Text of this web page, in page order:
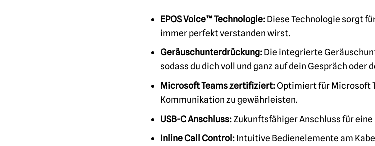
EPOS Voice™ Technologie:Diese Technologie sorgt
immer perfekt verstanden wirst.
Geräuschunterdrückung:Die integrierte
sodass du dich voll und ganz auf dein Gespräch oder
Microsoft Teams zertifiziert:Optimiert für Microsoft
Kommunikation zu gewährleisten.
USB-C Anschluss:Zukunftsfähiger Anschluss für eine
Inline Call Control:Intuitive Bedienelemente am